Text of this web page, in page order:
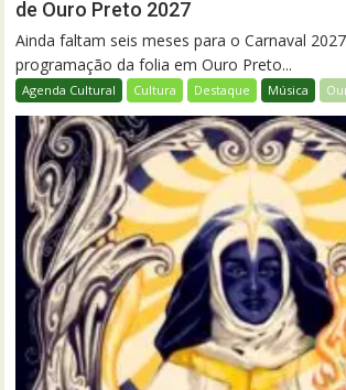
de Ouro Preto 2027
Ainda faltam seis meses para o Carnaval
programação da folia em Ouro Preto...
Agenda Cultural Cultura Destaque Música